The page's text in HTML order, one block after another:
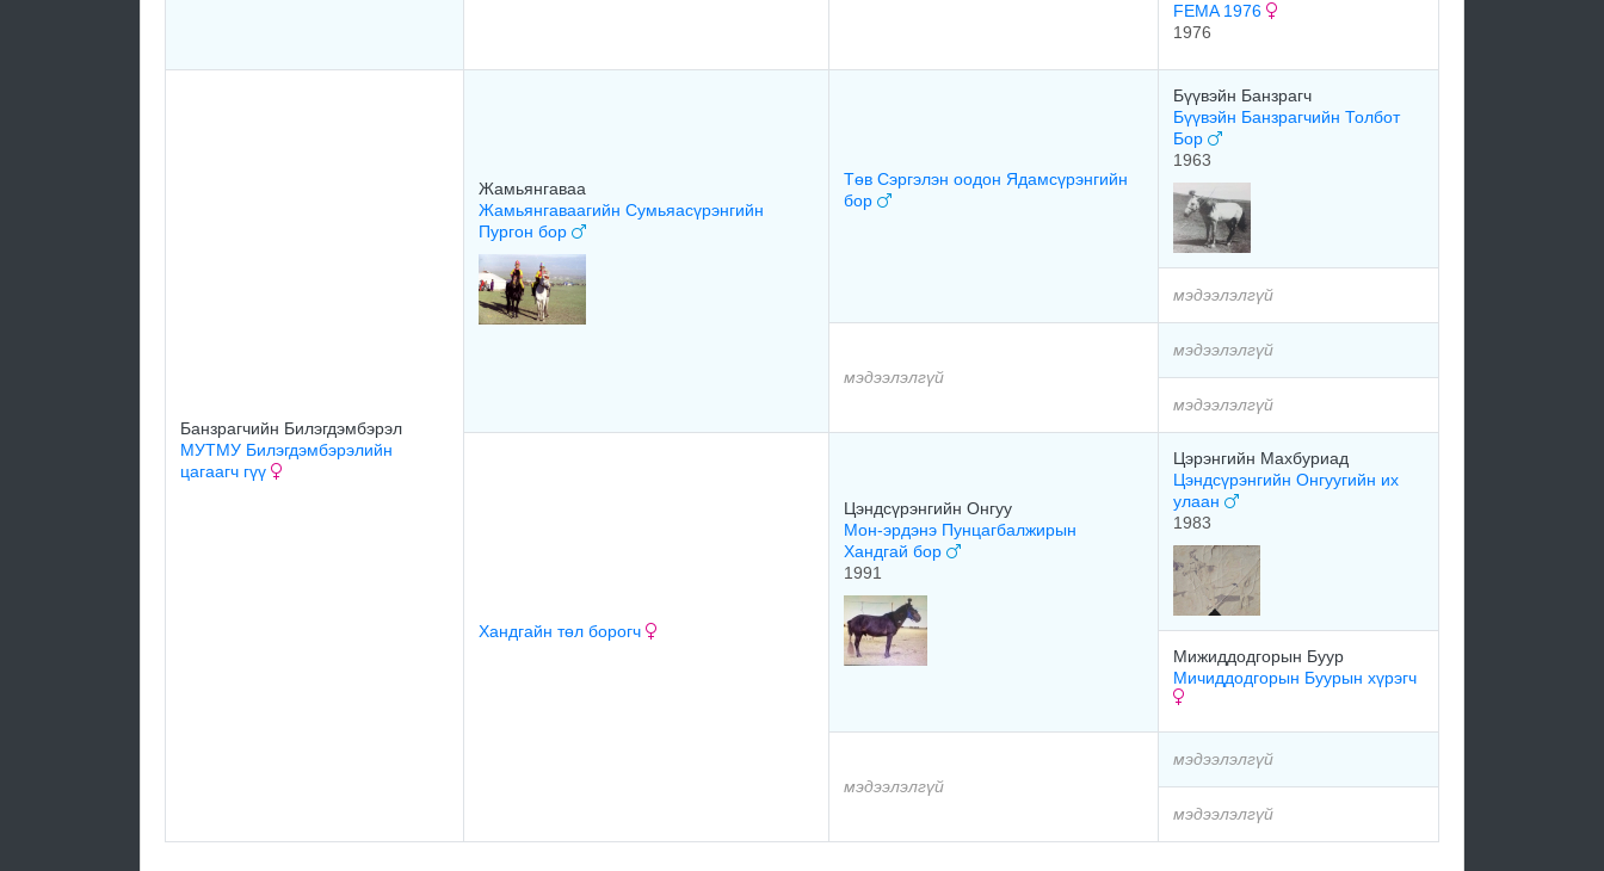
FEMA 1976
1976
Банзрагчийн Билэгдэмбэрэл
МУТМУ Билэгдэмбэрэлийн
цагаагч гүү
Жамьянгаваа
Жамьянгаваагийн Сумьяасүрэнгийн
Пургон бор
Төв Сэргэлэн оодон Ядамсүрэнгийн
бор
Бүүвэйн Банзрагч
Бүүвэйн Банзрагчийн Толбот
Бор
1963
мэдээлэлгүй
мэдээлэлгүй
мэдээлэлгүй
мэдээлэлгүй
Хандгайн төл борогч
Цэндсүрэнгийн Онгуу
Мон-эрдэнэ Пунцагбалжирын
Хандгай бор
1991
Цэрэнгийн Махбуриад
Цэндсүрэнгийн Онгуугийн их
улаан
1983
Мижиддодгорын Буур
Мичиддодгорын Буурын хүрэгч
мэдээлэлгүй
мэдээлэлгүй
мэдээлэлгүй